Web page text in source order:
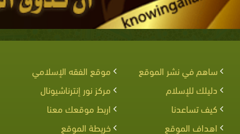
ساهم في نشر الموقع
موقع الفقه الإسلامي
دليلك للإسلام
مركز نور إنترناشيونال
كيف تساعدنا
اربط موقعك معنا
اهداف الموقع
خريطة الموقع